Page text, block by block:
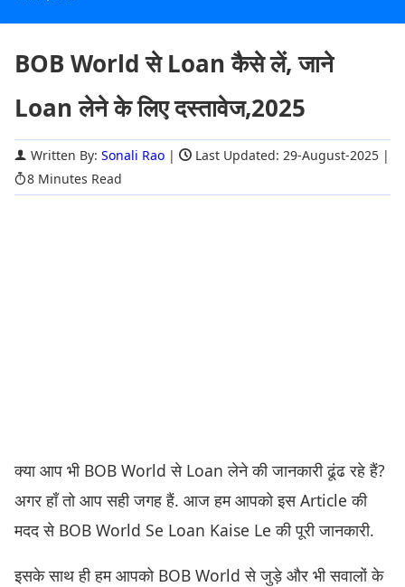
BOB World से Loan कैसे लें, जाने
Loan लेने के लिए दस्तावेज,2025
Written By: Sonali Rao | Last Updated: 29-August-2025 |
8 Minutes Read
क्या आप भी BOB World से Loan लेने की जानकारी ढूंढ रहे हैं?
अगर हाँ तो आप सही जगह हैं. आज हम आपको इस Article की
मदद से BOB World Se Loan Kaise Le की पूरी जानकारी.
इसके साथ ही हम आपको BOB World से जुड़े और भी सवालों के